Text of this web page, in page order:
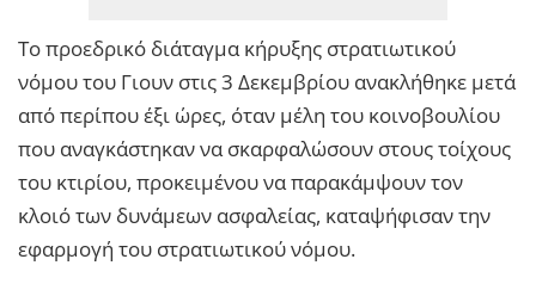
Το προεδρικό διάταγμα κήρυξης στρατιωτικού
νόμου του Γιουν στις 3 Δεκεμβρίου ανακλήθηκε μετά
από περίπου έξι ώρες, όταν μέλη του κοινοβουλίου
που αναγκάστηκαν να σκαρφαλώσουν στους τοίχους
του κτιρίου, προκειμένου να παρακάμψουν τον
κλοιό των δυνάμεων ασφαλείας, καταψήφισαν την
εφαρμογή του στρατιωτικού νόμου.